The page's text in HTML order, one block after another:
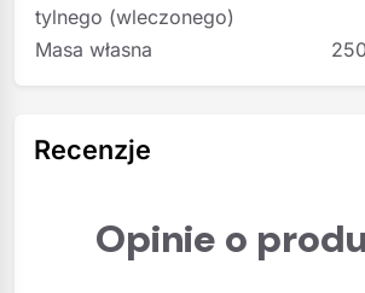
tylnego (wleczonego)
Masa własna 250
Recenzje
Opinie o